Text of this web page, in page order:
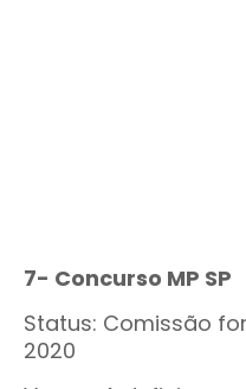
7- Concurso MP SP
Status: Comissão
2020